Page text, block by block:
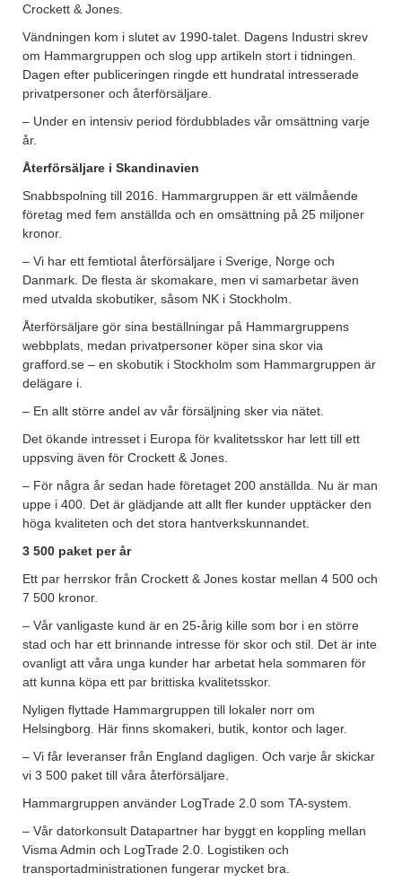
Crockett & Jones.
Vändningen kom i slutet av 1990-talet. Dagens Industri skrev
om Hammargruppen och slog upp artikeln stort i tidningen.
Dagen efter publiceringen ringde ett hundratal intresserade
privatpersoner och återförsäljare.
– Under en intensiv period fördubblades vår omsättning varje
år.
Återförsäljare i Skandinavien
Snabbspolning till 2016. Hammargruppen är ett välmående
företag med fem anställda och en omsättning på 25 miljoner
kronor.
– Vi har ett femtiotal återförsäljare i Sverige, Norge och
Danmark. De flesta är skomakare, men vi samarbetar även
med utvalda skobutiker, såsom NK i Stockholm.
Återförsäljare gör sina beställningar på Hammargruppens
webbplats, medan privatpersoner köper sina skor via
grafford.se – en skobutik i Stockholm som Hammargruppen är
delägare i.
– En allt större andel av vår försäljning sker via nätet.
Det ökande intresset i Europa för kvalitetsskor har lett till ett
uppsving även för Crockett & Jones.
– För några år sedan hade företaget 200 anställda. Nu är man
uppe i 400. Det är glädjande att allt fler kunder upptäcker den
höga kvaliteten och det stora hantverkskunnandet.
3 500 paket per år
Ett par herrskor från Crockett & Jones kostar mellan 4 500 och
7 500 kronor.
– Vår vanligaste kund är en 25-årig kille som bor i en större
stad och har ett brinnande intresse för skor och stil. Det är inte
ovanligt att våra unga kunder har arbetat hela sommaren för
att kunna köpa ett par brittiska kvalitetsskor.
Nyligen flyttade Hammargruppen till lokaler norr om
Helsingborg. Här finns skomakeri, butik, kontor och lager.
– Vi får leveranser från England dagligen. Och varje år skickar
vi 3 500 paket till våra återförsäljare.
Hammargruppen använder LogTrade 2.0 som TA-system.
– Vår datorkonsult Datapartner har byggt en koppling mellan
Visma Admin och LogTrade 2.0. Logistiken och
transportadministrationen fungerar mycket bra.